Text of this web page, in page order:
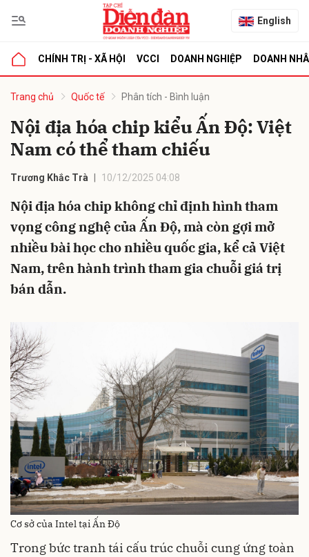
English
CHÍNH TRỊ - XÃ HỘI VCCI DOANH NGHIỆP DOANH
Trang chủ Quốc tế Phân tích - Bình luận
Nội địa hóa chip kiểu Ấn Độ: Việt
Nam có thể tham chiếu
Trương Khắc Trà 10/12/2025 04:08
Nội địa hóa chip không chỉ định hình tham
vọng công nghệ của Ấn Độ, mà còn gợi mở
nhiều bài học cho nhiều quốc gia, kể cả Việt
Nam, trên hành trình tham gia chuỗi giá trị
bán dẫn.
Cơ sở của Intel tại Ấn Độ
Trong bức tranh tái cấu trúc chuỗi cung ứng toàn
luận
Hủy